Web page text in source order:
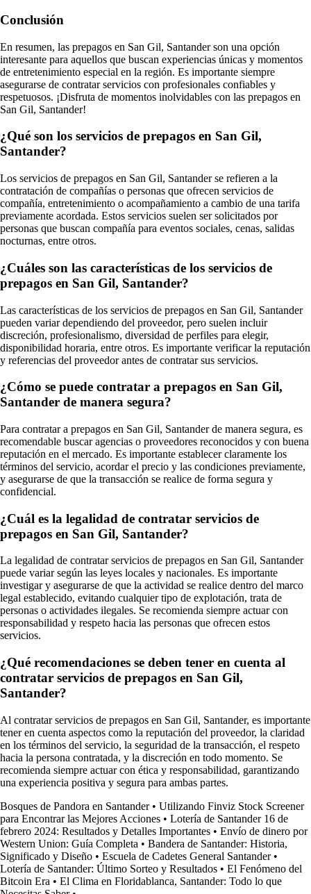
Conclusión
En resumen, las prepagos en San Gil, Santander son una opción
interesante para aquellos que buscan experiencias únicas y momentos
de entretenimiento especial en la región. Es importante siempre
asegurarse de contratar servicios con profesionales confiables y
respetuosos. ¡Disfruta de momentos inolvidables con las prepagos en
San Gil, Santander!
¿Qué son los servicios de prepagos en San Gil,
Santander?
Los servicios de prepagos en San Gil, Santander se refieren a la
contratación de compañías o personas que ofrecen servicios de
compañía, entretenimiento o acompañamiento a cambio de una tarifa
previamente acordada. Estos servicios suelen ser solicitados por
personas que buscan compañía para eventos sociales, cenas, salidas
nocturnas, entre otros.
¿Cuáles son las características de los servicios de
prepagos en San Gil, Santander?
Las características de los servicios de prepagos en San Gil, Santander
pueden variar dependiendo del proveedor, pero suelen incluir
discreción, profesionalismo, diversidad de perfiles para elegir,
disponibilidad horaria, entre otros. Es importante verificar la reputación
y referencias del proveedor antes de contratar sus servicios.
¿Cómo se puede contratar a prepagos en San Gil,
Santander de manera segura?
Para contratar a prepagos en San Gil, Santander de manera segura, es
recomendable buscar agencias o proveedores reconocidos y con buena
reputación en el mercado. Es importante establecer claramente los
términos del servicio, acordar el precio y las condiciones previamente,
y asegurarse de que la transacción se realice de forma segura y
confidencial.
¿Cuál es la legalidad de contratar servicios de
prepagos en San Gil, Santander?
La legalidad de contratar servicios de prepagos en San Gil, Santander
puede variar según las leyes locales y nacionales. Es importante
investigar y asegurarse de que la actividad se realice dentro del marco
legal establecido, evitando cualquier tipo de explotación, trata de
personas o actividades ilegales. Se recomienda siempre actuar con
responsabilidad y respeto hacia las personas que ofrecen estos
servicios.
¿Qué recomendaciones se deben tener en cuenta al
contratar servicios de prepagos en San Gil,
Santander?
Al contratar servicios de prepagos en San Gil, Santander, es importante
tener en cuenta aspectos como la reputación del proveedor, la claridad
en los términos del servicio, la seguridad de la transacción, el respeto
hacia la persona contratada, y la discreción en todo momento. Se
recomienda siempre actuar con ética y responsabilidad, garantizando
una experiencia positiva y segura para ambas partes.
Bosques de Pandora en Santander• Utilizando Finviz Stock Screener
para Encontrar las Mejores Acciones • Lotería de Santander 16 de
febrero 2024: Resultados y Detalles Importantes • Envío de dinero por
Western Union: Guía Completa • Bandera de Santander: Historia,
Significado y Diseño • Escuela de Cadetes General Santander•
Lotería de Santander: Último Sorteo y Resultados • El Fenómeno del
Bitcoin Era • El Clima en Floridablanca, Santander: Todo lo que